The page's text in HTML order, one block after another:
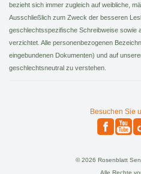
bezieht sich immer zugleich auf weibliche,
Ausschließlich zum Zweck der besseren
geschlechtsspezifische Schreibweise sowie
verzichtet. Alle personenbezogenen
eingebundenen Dokumenten) und auf
geschlechtsneutral zu verstehen.
Besuchen Sie
© 2026 Rosenblatt
Alle Rechte